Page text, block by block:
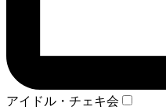
アイドル・チェキ会